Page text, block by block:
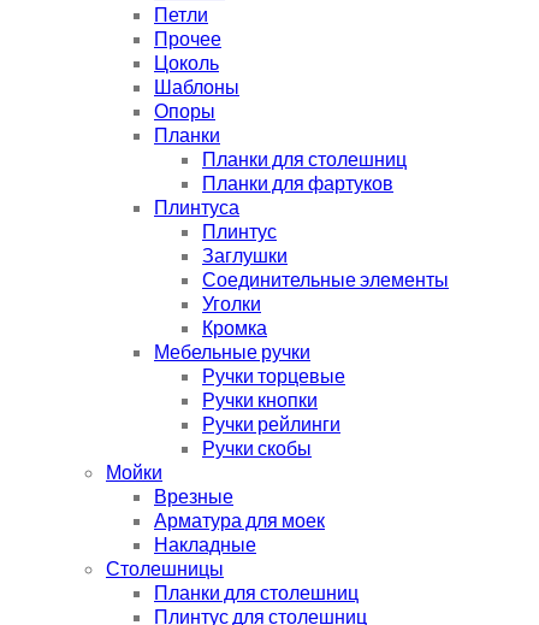
Петли
Прочее
Цоколь
Шаблоны
Опоры
Планки
Планки для столешниц
Планки для фартуков
Плинтуса
Плинтус
Заглушки
Соединительные элементы
Уголки
Кромка
Мебельные ручки
Ручки торцевые
Ручки кнопки
Ручки рейлинги
Ручки скобы
Мойки
Врезные
Арматура для моек
Накладные
Столешницы
Планки для столешниц
Плинтус для столешниц